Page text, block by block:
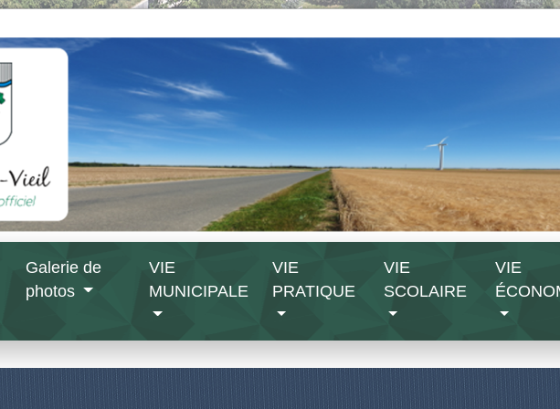
Galerie de
photos
VIE
MUNICIPALE
VIE
PRATIQUE
VIE
SCOLAIRE
VIE